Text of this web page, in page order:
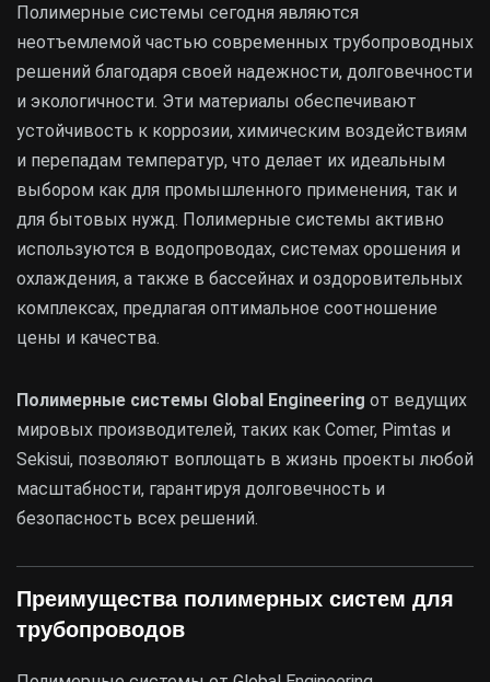
Полимерные системы сегодня являются
неотъемлемой частью современных трубопроводных
решений благодаря своей надежности, долговечности
и экологичности. Эти материалы обеспечивают
устойчивость к коррозии, химическим воздействиям
и перепадам температур, что делает их идеальным
выбором как для промышленного применения, так и
для бытовых нужд. Полимерные системы активно
используются в водопроводах, системах орошения и
охлаждения, а также в бассейнах и оздоровительных
комплексах, предлагая оптимальное соотношение
цены и качества.
Полимерные системы Global Engineering от ведущих
мировых производителей, таких как Comer, Pimtas и
Sekisui, позволяют воплощать в жизнь проекты любой
масштабности, гарантируя долговечность и
безопасность всех решений.
Преимущества полимерных систем для
трубопроводов